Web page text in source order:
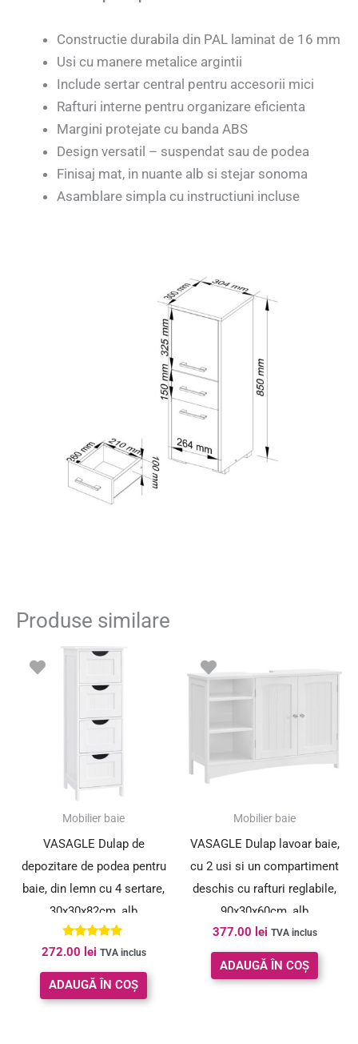
Constructie durabila din PAL laminat de 16 mm
Usi cu manere metalice argintii
Include sertar central pentru accesorii mici
Rafturi interne pentru organizare eficienta
Margini protejate cu banda ABS
Design versatil – suspendat sau de podea
Finisaj mat, in nuante alb si stejar sonoma
Asamblare simpla cu instructiuni incluse
Produse similare
Mobilier baie
VASAGLE Dulap de
depozitare de podea pentru
baie, din lemn cu 4 sertare,
30x30x82cm, alb
Evaluat la
5.00
din 5
272.00 lei TVA inclus
ADAUGĂ ÎN COȘ
Mobilier baie
VASAGLE Dulap lavoar baie,
cu 2 usi si un compartiment
deschis cu rafturi reglabile,
90x30x60cm, alb
377.00 lei TVA inclus
ADAUGĂ ÎN COȘ